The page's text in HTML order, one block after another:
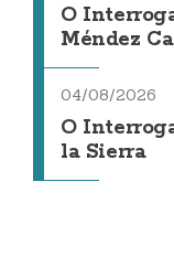
O
Méndez
04/08/2026
O
la Sierra